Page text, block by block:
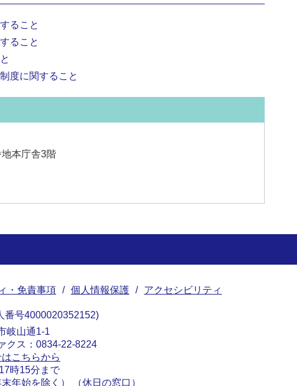
ること
ること
度に関すること
本庁舎3階
・免責事項 個人情報保護 アクセシビリティ
番号4000020352152
岐山通1-1
クス：0834-22-8224
こちらから
時15分まで
年始を除く） （休日の窓口 ）